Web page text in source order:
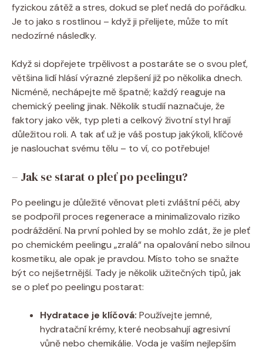
fyzickou zátěž a stres, dokud se pleť nedá do pořádku.
Je to jako s rostlinou – když ji přelijete, může to mít
nedozírné následky.
Když si dopřejete trpělivost a postaráte se o svou pleť,
většina lidí hlásí výrazné zlepšení již po několika dnech.
Nicméně, nechápejte mě špatně; každý reaguje na
chemický peeling jinak. Několik studií naznačuje, že
faktory jako věk, typ pleti a celkový životní styl hrají
důležitou roli. A tak ať už je váš postup jakýkoli, klíčové
je naslouchat svému tělu – to ví, co potřebuje!
– Jak se starat o pleť po peelingu?
Po peelingu je důležité věnovat pleti zvláštní péči, aby
se podpořil proces regenerace a minimalizovalo riziko
podráždění. Na první pohled by se mohlo zdát, že je pleť
po chemickém peelingu „zralá“ na opalování nebo silnou
kosmetiku, ale opak je pravdou. Místo toho se snažte
být co nejšetrnější. Tady je několik užitečných tipů, jak
se o pleť po peelingu postarat:
Hydratace je klíčová: Používejte jemné,
hydratační krémy, které neobsahují agresivní
vůně nebo chemikálie. Voda je vaším nejlepším